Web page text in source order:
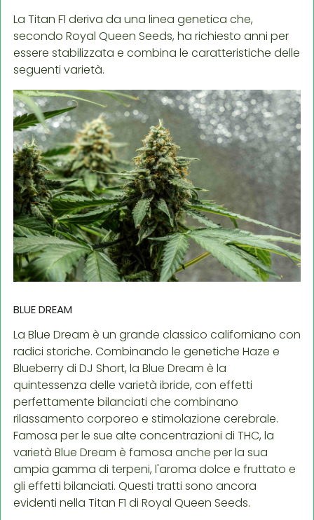
La Titan F1 deriva da una linea genetica che,
secondo Royal Queen Seeds, ha richiesto anni per
essere stabilizzata e combina le caratteristiche delle
seguenti varietà.
BLUE DREAM
La Blue Dream è un grande classico californiano con
radici storiche. Combinando le genetiche Haze e
Blueberry di DJ Short, la Blue Dream è la
quintessenza delle varietà ibride, con effetti
perfettamente bilanciati che combinano
rilassamento corporeo e stimolazione cerebrale.
Famosa per le sue alte concentrazioni di THC, la
varietà Blue Dream è famosa anche per la sua
ampia gamma di terpeni, l'aroma dolce e fruttato e
gli effetti bilanciati. Questi tratti sono ancora
evidenti nella Titan F1 di Royal Queen Seeds.